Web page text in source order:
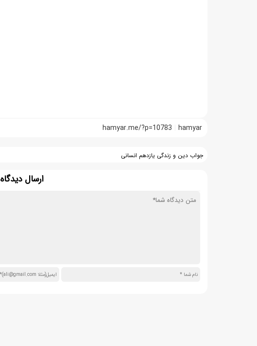
hamyar
hamyar.me/?p=10783
جواب دین و زندگی یازدهم انسانی
ارسال دیدگاه